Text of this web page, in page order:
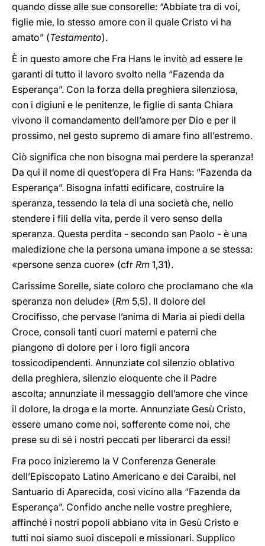
quando disse alle sue consorelle: “Abbiate tra di voi,
figlie mie, lo stesso amore con il quale Cristo vi ha
amato” (Testamento).
È in questo amore che Fra Hans le invitò ad essere le
garanti di tutto il lavoro svolto nella “Fazenda da
Esperança”. Con la forza della preghiera silenziosa,
con i digiuni e le penitenze, le figlie di santa Chiara
vivono il comandamento dell’amore per Dio e per il
prossimo, nel gesto supremo di amare fino all’estremo.
Ciò significa che non bisogna mai perdere la speranza!
Da qui il nome di quest’opera di Fra Hans: “Fazenda da
Esperança”. Bisogna infatti edificare, costruire la
speranza, tessendo la tela di una società che, nello
stendere i fili della vita, perde il vero senso della
speranza. Questa perdita - secondo san Paolo - è una
maledizione che la persona umana impone a se stessa:
«persone senza cuore» (cfr Rm 1,31).
Carissime Sorelle, siate coloro che proclamano che «la
speranza non delude» (Rm 5,5). Il dolore del
Crocifisso, che pervase l’anima di Maria ai piedi della
Croce, consoli tanti cuori materni e paterni che
piangono di dolore per i loro figli ancora
tossicodipendenti. Annunziate col silenzio oblativo
della preghiera, silenzio eloquente che il Padre
ascolta; annunziate il messaggio dell’amore che vince
il dolore, la droga e la morte. Annunziate Gesù Cristo,
essere umano come noi, sofferente come noi, che
prese su di sé i nostri peccati per liberarci da essi!
Fra poco inizieremo la V Conferenza Generale
dell’Episcopato Latino Americano e dei Caraibi, nel
Santuario di Aparecida, così vicino alla “Fazenda da
Esperança”. Confido anche nelle vostre preghiere,
affinché i nostri popoli abbiano vita in Gesù Cristo e
tutti noi siamo suoi discepoli e missionari. Supplico